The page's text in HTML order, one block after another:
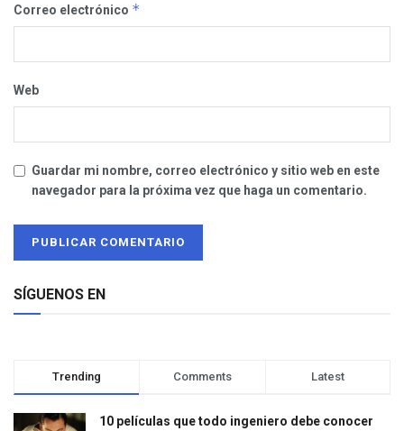
Correo electrónico *
Web
Guardar mi nombre, correo electrónico y sitio web en este
navegador para la próxima vez que haga un comentario.
SÍGUENOS EN
Trending Comments Latest
10 películas que todo ingeniero debe conocer